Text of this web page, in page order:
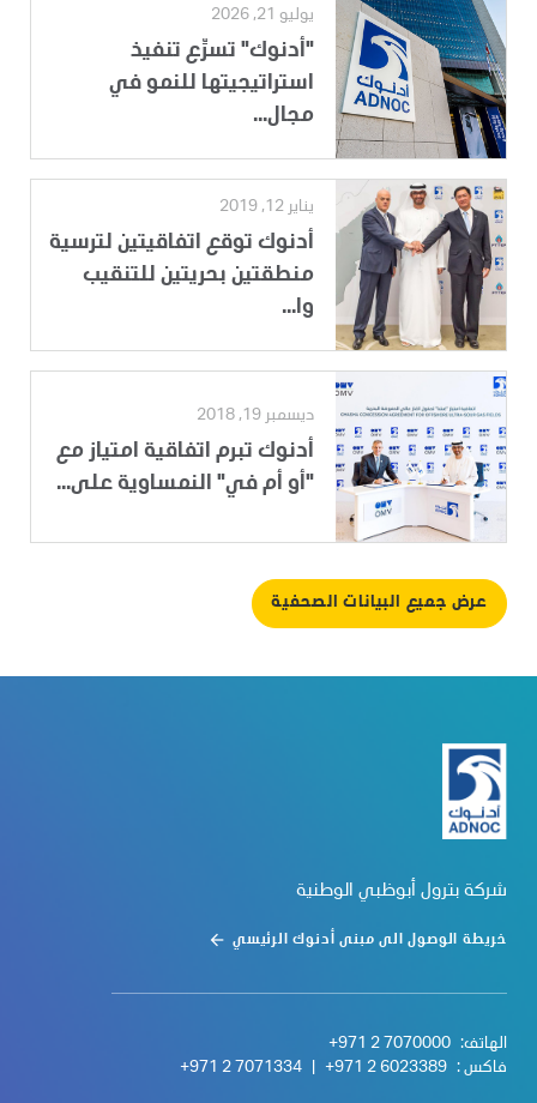
يوليو 21, 2026
"أدنوك" تسرِّع تنفيذ
استراتيجيتها للنمو في
مجال...
يناير 12, 2019
أدنوك توقع اتفاقيتين لترسية
منطقتين بحريتين للتنقيب
وا...
ديسمبر 19, 2018
أدنوك تبرم اتفاقية امتياز مع
"أو أم في" النمساوية على...
عرض جميع البيانات الصحفية
شركة بترول أبوظبي الوطنية
خريطة الوصول الى مبنى أدنوك الرئيسي
الهاتف: +971 2 7070000
فاكس : +971 2 6023389
+971 2 7071334